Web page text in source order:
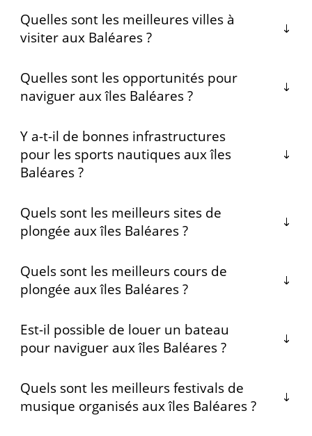
Quelles sont les meilleures villes à
visiter aux Baléares ?
Quelles sont les opportunités pour
naviguer aux îles Baléares ?
Y a-t-il de bonnes infrastructures
pour les sports nautiques aux îles
Baléares ?
Quels sont les meilleurs sites de
plongée aux îles Baléares ?
Quels sont les meilleurs cours de
plongée aux îles Baléares ?
Est-il possible de louer un bateau
pour naviguer aux îles Baléares ?
Quels sont les meilleurs festivals de
musique organisés aux îles Baléares ?